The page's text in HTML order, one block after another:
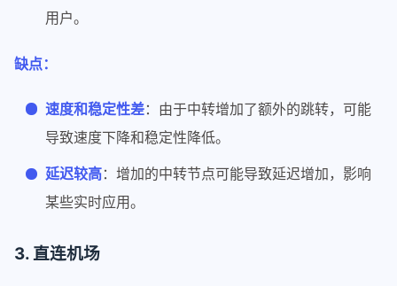
用户。
缺点：
速度和稳定性差：由于中转增加了额外的跳转，可能
导致速度下降和稳定性降低。
延迟较高：增加的中转节点可能导致延迟增加，影响
某些实时应用。
3. 直连机场